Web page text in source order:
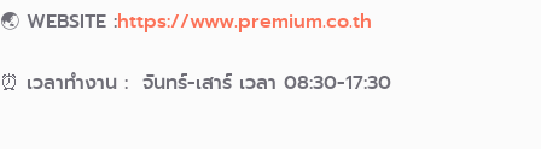
🌏 WEBSITE :https://www.premium.co.th
⏰ เวลาทำงาน : จันทร์-เสาร์ เวลา 08:30-17:30